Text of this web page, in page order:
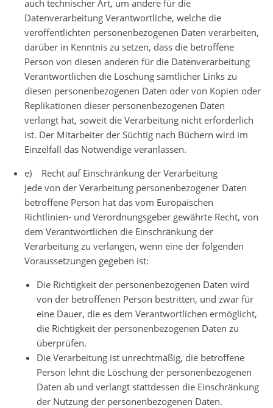
auch technischer Art, um andere für die
Datenverarbeitung Verantwortliche, welche die
veröffentlichten personenbezogenen Daten verarbeiten,
darüber in Kenntnis zu setzen, dass die betroffene
Person von diesen anderen für die Datenverarbeitung
Verantwortlichen die Löschung sämtlicher Links zu
diesen personenbezogenen Daten oder von Kopien oder
Replikationen dieser personenbezogenen Daten
verlangt hat, soweit die Verarbeitung nicht erforderlich
ist. Der Mitarbeiter der Süchtig nach Büchern wird im
Einzelfall das Notwendige veranlassen.
e) Recht auf Einschränkung der Verarbeitung
Jede von der Verarbeitung personenbezogener Daten
betroffene Person hat das vom Europäischen
Richtlinien- und Verordnungsgeber gewährte Recht, von
dem Verantwortlichen die Einschränkung der
Verarbeitung zu verlangen, wenn eine der folgenden
Voraussetzungen gegeben ist:
Die Richtigkeit der personenbezogenen Daten wird
von der betroffenen Person bestritten, und zwar für
eine Dauer, die es dem Verantwortlichen ermöglicht,
die Richtigkeit der personenbezogenen Daten zu
überprüfen.
Die Verarbeitung ist unrechtmäßig, die betroffene
Person lehnt die Löschung der personenbezogenen
Daten ab und verlangt stattdessen die Einschränkung
der Nutzung der personenbezogenen Daten.